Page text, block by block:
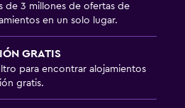
de 3 millones de ofertas de
en un solo lugar.
GRATIS
para encontrar alojamientos
gratis.